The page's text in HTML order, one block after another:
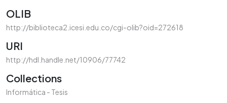
OLIB
http://biblioteca2.icesi.edu.co/cgi-olib?oid=272618
URI
http://hdl.handle.net/10906/77742
Collections
Informática - Tesis